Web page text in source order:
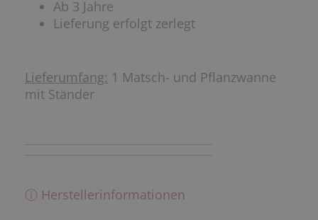
Ab 3 Jahre
Lieferung erfolgt zerlegt
Lieferumfang: 1 Matsch- und Pflanzwanne
mit Ständer
ⓘ Herstellerinformationen